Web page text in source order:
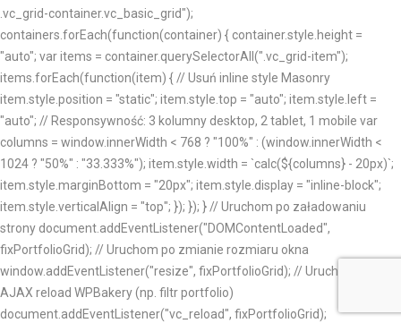
.vc_grid-container.vc_basic_grid");
containers.forEach(function(container) { container.style.height =
"auto"; var items = container.querySelectorAll(".vc_grid-item");
items.forEach(function(item) { // Usuń inline style Masonry
item.style.position = "static"; item.style.top = "auto"; item.style.left =
"auto"; // Responsywność: 3 kolumny desktop, 2 tablet, 1 mobile var
columns = window.innerWidth < 768 ? "100%" : (window.innerWidth <
1024 ? "50%" : "33.333%"); item.style.width = `calc(${columns} - 20px)`;
item.style.marginBottom = "20px"; item.style.display = "inline-block";
item.style.verticalAlign = "top"; }); }); } // Uruchom po załadowaniu
strony document.addEventListener("DOMContentLoaded",
fixPortfolioGrid); // Uruchom po zmianie rozmiaru okna
window.addEventListener("resize", fixPortfolioGrid); // Uruchom po
AJAX reload WPBakery (np. filtr portfolio)
document.addEventListener("vc_reload", fixPortfolioGrid);